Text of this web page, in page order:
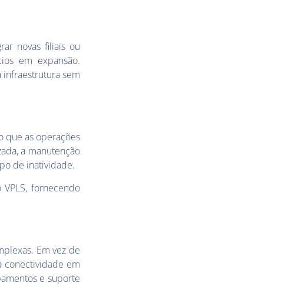
novas filiais ou
em expansão.
infraestrutura sem
que as operações
a manutenção
de inatividade.
fornecendo
Em vez de
conectividade em
e suporte